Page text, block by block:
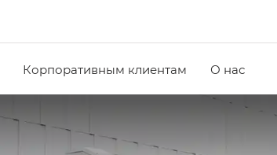
Корпоративным клиентам О нас